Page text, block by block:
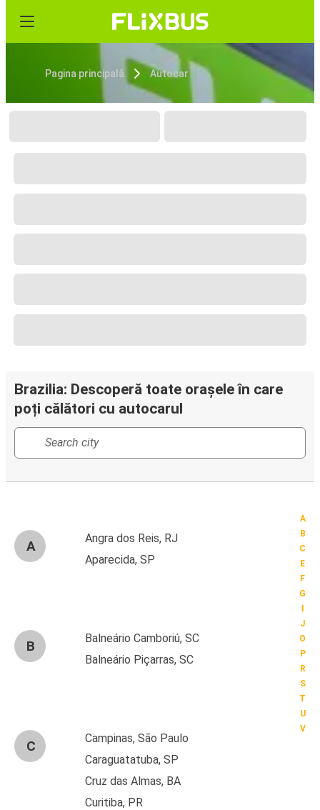
Pagina principală Autocar
Brazilia: Descoperă toate orașele în care
poți călători cu autocarul
A
B
C
E
F
G
J
O
P
R
S
T
U
V
A
Angra dos Reis, RJ
Aparecida, SP
B
Balneário Camboriú, SC
Balneário Piçarras, SC
C
Campinas, São Paulo
Caraguatatuba, SP
Cruz das Almas, BA
Curitiba, PR